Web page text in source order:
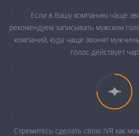
Если в Вашу компанию чаще
рекомендуем записывать мужским
компаний, куда чаще звонят
голос действует
Стремитесь сделать свою IVR как